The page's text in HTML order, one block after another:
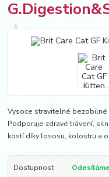
Vysoce stravitelné bezobilné
Podporuje zdravé trávení,
kostí díky lososu, kolostru a
Dostupnost